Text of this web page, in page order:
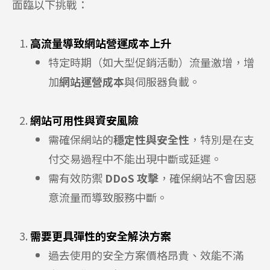
面臨以下挑戰：
高流量導致網站營運成本上升
特定時期（如大型促銷活動）流量激增，增
加網站運營成本與伺服器負載。
網站可用性與資安風險
需確保網站的穩定性與安全性 ，特別是在支
付交易過程中不能出現中斷或延遲。
需有效防禦 DDoS 攻擊 ，確保網站不會因惡
意流量而導致服務中斷。
需要更具彈性的安全解決方案
過去使用的安全方案價格昂貴、效能不滿